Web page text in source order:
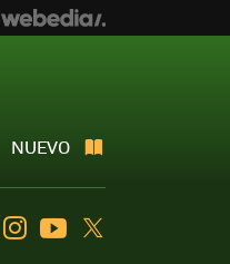
NUEVO
FlipboardInstagramYoutube